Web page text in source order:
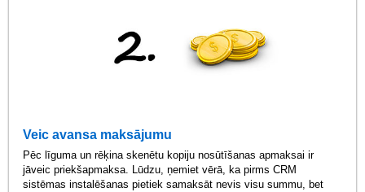
Veic avansa maksājumu
Pēc līguma un rēķina skenētu kopiju nosūtīšanas apmaksai ir
jāveic priekšapmaksa. Lūdzu, ņemiet vērā, ka pirms CRM
sistēmas instalēšanas pietiek samaksāt nevis visu summu, bet